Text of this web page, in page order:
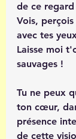
de ce
Vois,
avec tes
Laisse moi
sauvages !
Tu ne peux
ton cœur,
présence
de cette